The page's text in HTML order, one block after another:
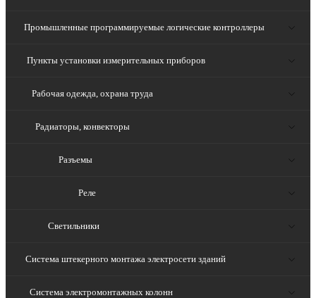
Промышленные программируемые логические контроллеры
Пункты установки измерительных приборов
Рабочая одежда, охрана труда
Радиаторы, конвекторы
Разъемы
Реле
Светильники
Система штекерного монтажа электросети зданий
Система электромонтажных колонн